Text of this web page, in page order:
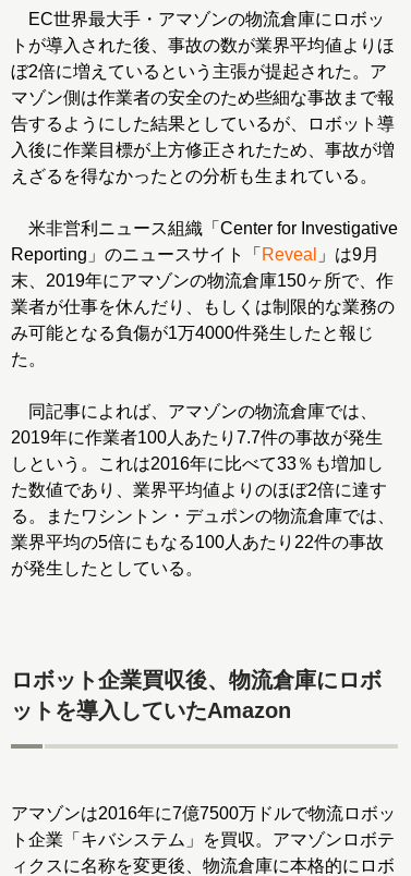
EC世界最大手・アマゾンの物流倉庫にロボッ
トが導入された後、事故の数が業界平均値よりほ
ぼ2倍に増えているという主張が提起された。ア
マゾン側は作業者の安全のため些細な事故まで報
告するようにした結果としているが、ロボット導
入後に作業目標が上方修正されたため、事故が増
えざるを得なかったとの分析も生まれている。
米非営利ニュース組織「Center for Investigative
Reporting」のニュースサイト「 Reveal 」は9月
末、2019年にアマゾンの物流倉庫150ヶ所で、作
業者が仕事を休んだり、もしくは制限的な業務の
み可能となる負傷が1万4000件発生したと報じ
た。
同記事によれば、アマゾンの物流倉庫では、
2019年に作業者100人あたり7.7件の事故が発生
しという。これは2016年に比べて33％も増加し
た数値であり、業界平均値よりのほぼ2倍に達す
る。またワシントン・デュポンの物流倉庫では、
業界平均の5倍にもなる100人あたり22件の事故
が発生したとしている。
ロボット企業買収後、物流倉庫にロボ
ットを導入していたAmazon
アマゾンは2016年に7億7500万ドルで物流ロボッ
ト企業「キバシステム」を買収。アマゾンロボテ
ィクスに名称を変更後、物流倉庫に本格的にロボ